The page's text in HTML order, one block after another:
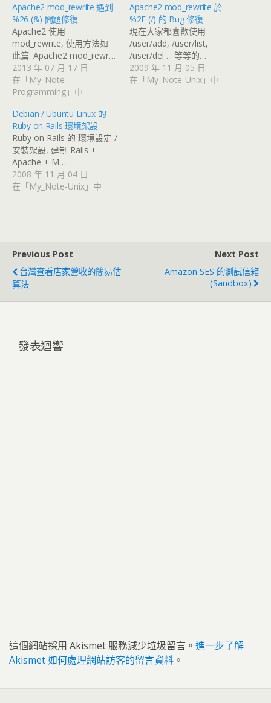
Apache2 mod_rewrite 遇到
%26 (&) 問題修復
Apache2 使用
mod_rewrite, 使用方法如
此篇: Apache2 mod_rewr…
2013 年 07 月 17 日
在「My_Note-
Programming」中
Apache2 mod_rewrite 於
%2F (/) 的 Bug 修復
現在大家都喜歡使用
/user/add, /user/list,
/user/del ... 等等的…
2009 年 11 月 05 日
在「My_Note-Unix」中
Debian / Ubuntu Linux 的
Ruby on Rails 環境架設
Ruby on Rails 的 環境設定 /
安裝架設, 建制 Rails +
Apache + M…
2008 年 11 月 04 日
在「My_Note-Unix」中
Previous Post
台灣查看店家營收的簡易估
算法
Next Post
Amazon SES 的測試信箱
(Sandbox)
發表迴響
這個網站採用 Akismet 服務減少垃圾留言。 進一步了解
Akismet 如何處理網站訪客的留言資料 。